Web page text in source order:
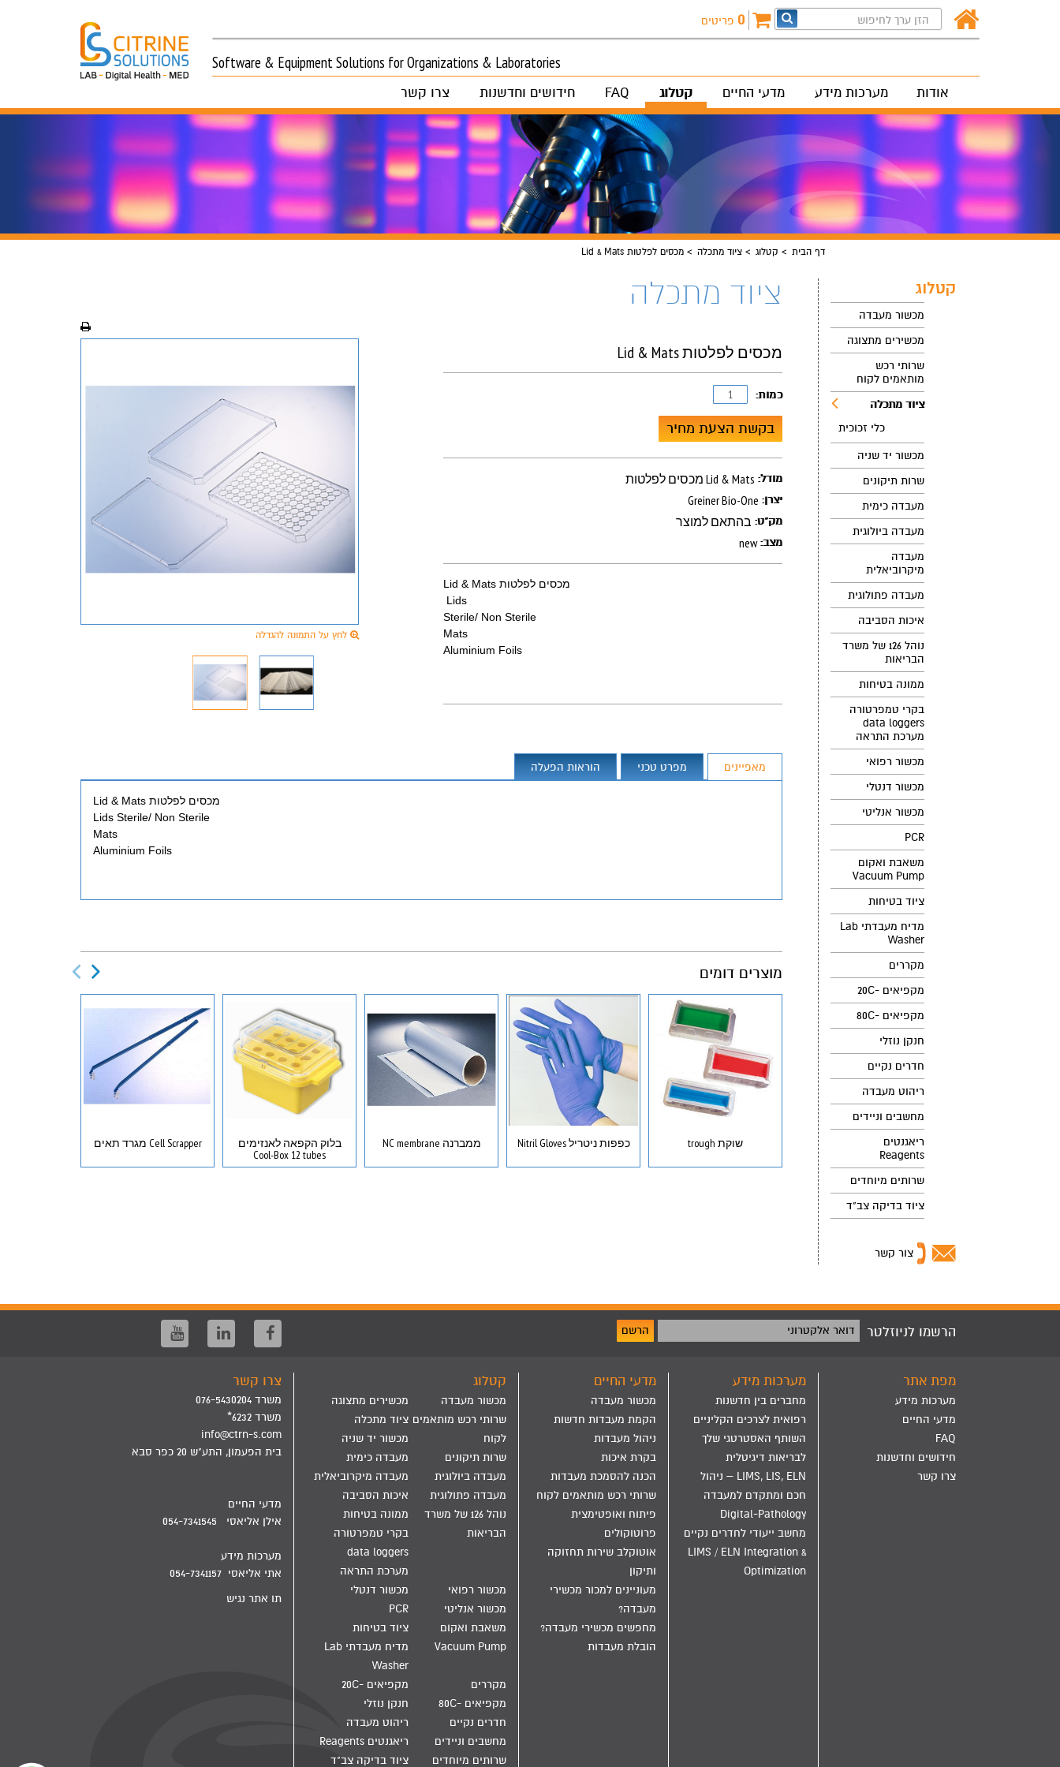
0 פריטים
Software & Equipment Solutions for Organizations & Laboratories
אודות מערכות מידע מדעי החיים קטלוג FAQ חידושים וחדשנות צרו קשר
דף הבית קטלוג ציוד מתכלה מכסים לפלטות Lid & Mats
קטלוג
מכשור מעבדה
מכשירים מתצוגה
שרותי רכש
מותאמים לקוח
ציוד מתכלה
כלי זכוכית
מכשור יד שניה
שרות תיקונים
מעבדה כימית
מעבדה ביולוגית
מעבדה
מיקרוביאלית
מעבדה פתולוגית
איכות הסביבה
נוהל 126 של משרד
הבריאות
ממונה בטיחות
בקרי טמפרטורה
data loggers
מערכת התראה
מכשור רפואי
מכשור דנטלי
מכשור אנליטי
PCR
משאבת ואקום
Vacuum Pump
ציוד בטיחות
מדיח מעבדתי Lab
Washer
מקררים
מקפיאים -20C
מקפיאים -80C
חנקן נוזלי
חדרים נקיים
ריהוט מעבדה
מחשבים וניידים
ריאגנטים
Reagents
שרותים מיוחדים
ציוד בדיקה צב"ד
צור קשר
ציוד מתכלה
מכסים לפלטות Lid & Mats
כמות:
בקשת הצעת מחיר
מודל: מכסים לפלטות Lid & Mats
יצרן: Greiner Bio-One
מק"ט: בהתאם למוצר
מצב: new
מכסים לפלטות Lid & Mats
Lids
Sterile/ Non Sterile
Mats
Aluminium Foils
לחץ על התמונה להגדלה
מאפיינים מפרט טכני הוראות הפעלה
מכסים לפלטות Lid & Mats
Lids Sterile/ Non Sterile
Mats
Aluminium Foils
מוצרים דומים
שוקת trough כפפות ניטריל Nitril Gloves ממברנה NC membrane
בלוק הקפאה לאנזימים
Cool-Box 12 tubes
Cell Scrapper מגרד תאים
הרשמו לניוזלטר דואר אלקטרוני הרשם
מפת אתר
מערכות מידע
מדעי החיים
FAQ
חידושים וחדשנות
צרו קשר
מערכות מידע
מחברים בין חדשנות
רפואית לצרכים הקליניים
השותף האסטרטגי שלך
לבריאות דיגיטלית
LIMS, LIS, ELN – ניהול
חכם ומתקדם למעבדה
Digital-Pathology
מחשב ייעודי לחדרים נקיים
LIMS / ELN Integration &
Optimization
מדעי החיים
מכשור מעבדה
הקמת מעבדות חדשות
ניהול מעבדות
בקרת איכות
הכנה להסמכת מעבדות
שרותי רכש מותאמים לקוח
פיתוח ואופטימצית
פרוטוקולים
אוטוקלב שירות תחזוקה
ותיקון
מעוניינים למכור מכשירי
מעבדה?
מחפשים מכשירי מעבדה?
הובלת מעבדות
קטלוג
מכשור מעבדה
מכשירים מתצוגה
שרותי רכש מותאמים
לקוח
ציוד מתכלה
מכשור יד שניה
שרות תיקונים
מעבדה כימית
מעבדה ביולוגית
מעבדה מיקרוביאלית
מעבדה פתולוגית
איכות הסביבה
נוהל 126 של משרד
הבריאות
ממונה בטיחות
בקרי טמפרטורה
data loggers
מערכת התראה
מכשור רפואי
מכשור דנטלי
מכשור אנליטי
PCR
משאבת ואקום
Vacuum Pump
ציוד בטיחות
מדיח מעבדתי Lab
Washer
מקררים
מקפיאים -20C
מקפיאים -80C
חנקן נוזלי
חדרים נקיים
ריהוט מעבדה
מחשבים וניידים
ריאגנטים Reagents
שרותים מיוחדים
ציוד בדיקה צב"ד
צרו קשר
משרד 076-5430204
משרד 6232*
info@ctrn-s.com
בית הפעמון, התע"ש 20 כפר סבא
מדעי החיים
אילן אליאסי 054-7341545
מערכות מידע
אתי אליאסי 054-7341157
תו אתר נגיש